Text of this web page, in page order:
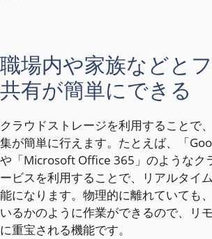
職場内や家族などと
共有が簡単にできる
クラウドストレージを利用することで
集が簡単に行えます。たとえば、「
や「Microsoft Office 365」のようなク
ービスを利用することで、リアルタイ
能になります。物理的に離れていても
いるかのように作業ができるので、リ
に重宝される機能です。